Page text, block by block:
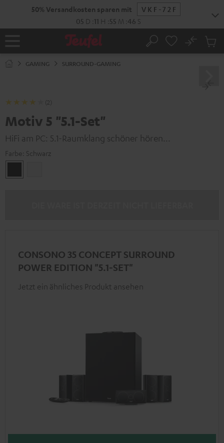
50% Versandkosten sparen mit
VKF-72F
05 D 11 H 55 M 45 S
Startseite Suche
No
GAMING SURROUND-GAMING
(2)
Motiv 5 "5.1-Set"
HiFi am PC: 5.1-Raumklang schöner hören...
Farbe: Schwarz
CONSONO 35 CONCEPT SURROUND
POWER EDITION "5.1-SET"
Jetzt ein ähnliches Produkt ansehen